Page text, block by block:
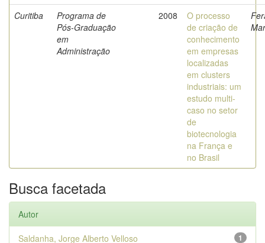
Curitiba
Programa de
Pós-Graduação
em
Administração
2008
O processo
de criação de
conhecimento
em empresas
localizadas
em clusters
industriais: um
estudo multi-
caso no setor
de
biotecnologia
na França e
no Brasil
Busca facetada
Autor
1
Saldanha, Jorge Alberto Velloso